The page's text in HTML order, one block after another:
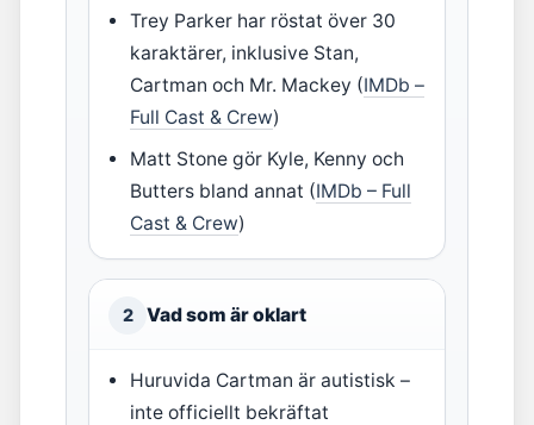
Trey Parker har röstat över 30
karaktärer, inklusive Stan,
Cartman och Mr. Mackey (IMDb –
Full Cast & Crew)
Matt Stone gör Kyle, Kenny och
Butters bland annat (IMDb – Full
Cast & Crew)
2 Vad som är oklart
Huruvida Cartman är autistisk –
inte officiellt bekräftat